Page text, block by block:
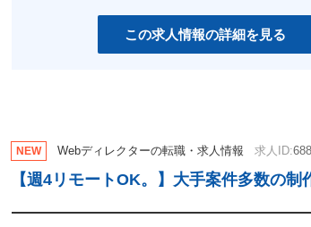
この求人情報の詳細を見る
NEW Webディレクターの転職・求人情報 求人ID:
【週4リモートOK。】大手案件多数の